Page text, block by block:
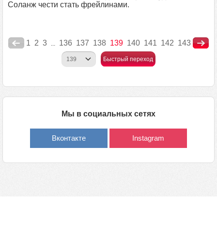
Соланж чести стать фрейлинами.
1 2 3 ... 136 137 138 139 140 141 142 143
Быстрый переход
Мы в социальных сетях
Вконтакте Instagram